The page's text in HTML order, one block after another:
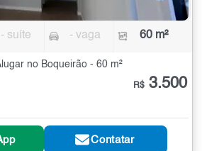
- suíte - vaga 60 m²
no Boqueirão - 60 m²
R$ 3.500
Contatar